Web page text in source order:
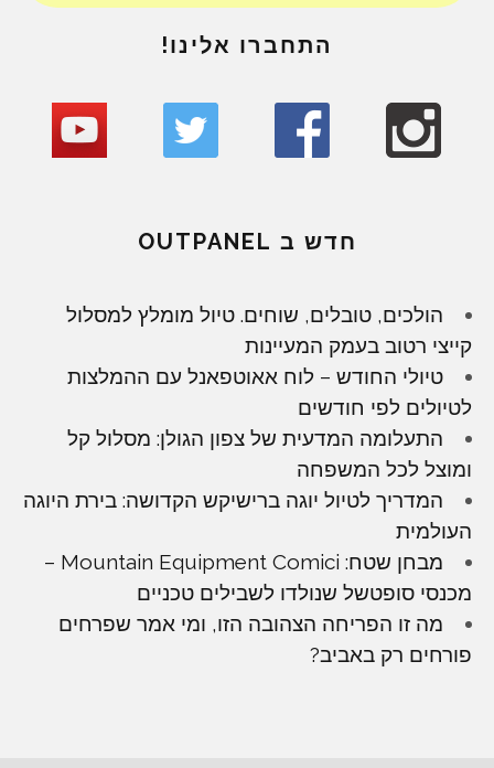
התחברו אלינו!
חדש ב OUTPANEL
הולכים, טובלים, שוחים. טיול מומלץ למסלול
קייצי רטוב בעמק המעיינות
טיולי החודש – לוח אאוטפאנל עם ההמלצות
לטיולים לפי חודשים
התעלומה המדעית של צפון הגולן: מסלול קל
ומוצל לכל המשפחה
המדריך לטיול יוגה ברישיקש הקדושה: בירת היוגה
העולמית
מבחן שטח: Mountain Equipment Comici –
מכנסי סופטשל שנולדו לשבילים טכניים
מה זו הפריחה הצהובה הזו, ומי אמר שפרחים
פורחים רק באביב?